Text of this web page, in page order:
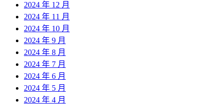
2024 年 12 月
2024 年 11 月
2024 年 10 月
2024 年 9 月
2024 年 8 月
2024 年 7 月
2024 年 6 月
2024 年 5 月
2024 年 4 月